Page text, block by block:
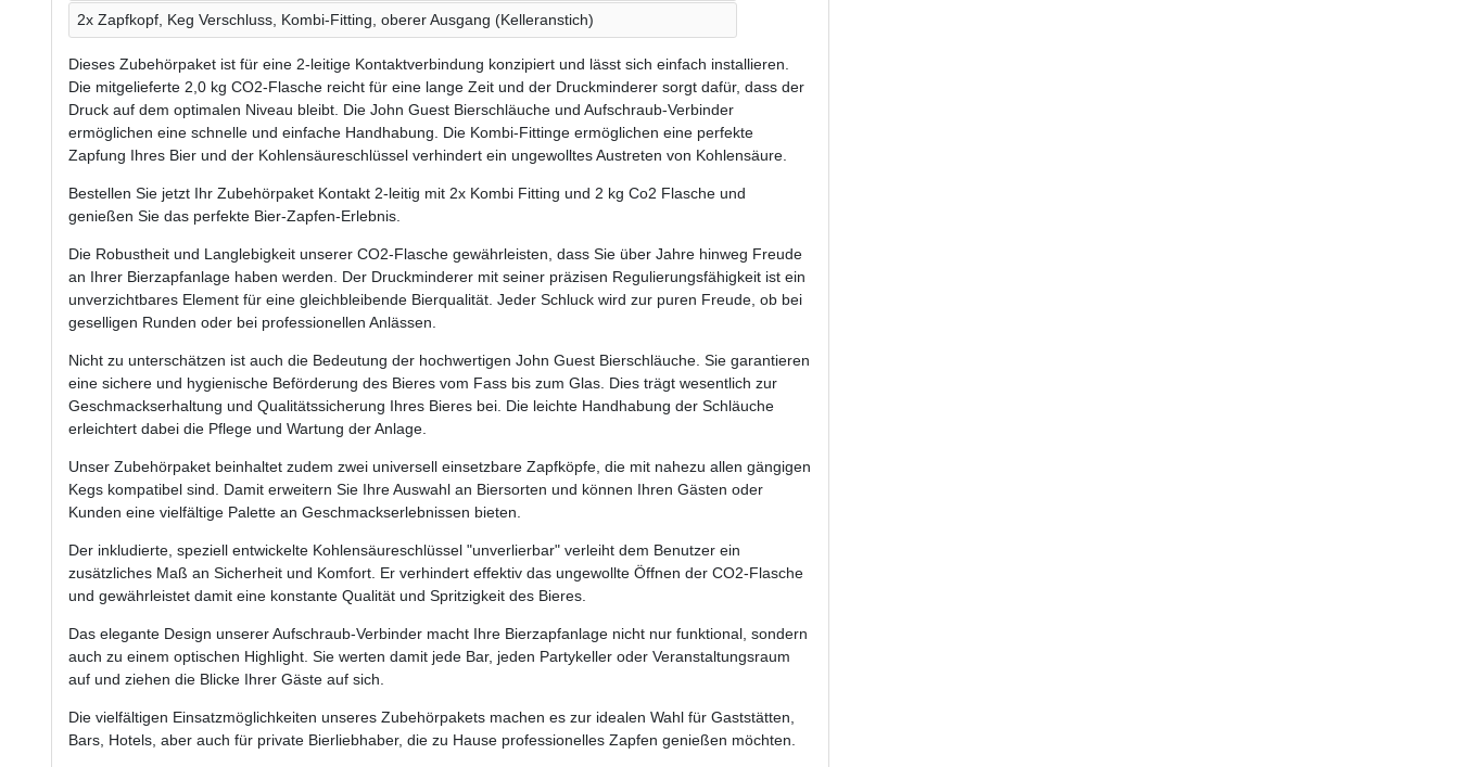
2x Zapfkopf, Keg Verschluss, Kombi-Fitting, oberer Ausgang (Kelleranstich)
Dieses Zubehörpaket ist für eine 2-leitige Kontaktverbindung konzipiert und lässt sich einfach installieren.
Die mitgelieferte 2,0 kg CO2-Flasche reicht für eine lange Zeit und der Druckminderer sorgt dafür, dass der
Druck auf dem optimalen Niveau bleibt. Die John Guest Bierschläuche und Aufschraub-Verbinder
ermöglichen eine schnelle und einfache Handhabung. Die Kombi-Fittinge ermöglichen eine perfekte
Zapfung Ihres Bier und der Kohlensäureschlüssel verhindert ein ungewolltes Austreten von Kohlensäure.
Bestellen Sie jetzt Ihr Zubehörpaket Kontakt 2-leitig mit 2x Kombi Fitting und 2 kg Co2 Flasche und
genießen Sie das perfekte Bier-Zapfen-Erlebnis.
Die Robustheit und Langlebigkeit unserer CO2-Flasche gewährleisten, dass Sie über Jahre hinweg Freude
an Ihrer Bierzapfanlage haben werden. Der Druckminderer mit seiner präzisen Regulierungsfähigkeit ist ein
unverzichtbares Element für eine gleichbleibende Bierqualität. Jeder Schluck wird zur puren Freude, ob bei
geselligen Runden oder bei professionellen Anlässen.
Nicht zu unterschätzen ist auch die Bedeutung der hochwertigen John Guest Bierschläuche. Sie garantieren
eine sichere und hygienische Beförderung des Bieres vom Fass bis zum Glas. Dies trägt wesentlich zur
Geschmackserhaltung und Qualitätssicherung Ihres Bieres bei. Die leichte Handhabung der Schläuche
erleichtert dabei die Pflege und Wartung der Anlage.
Unser Zubehörpaket beinhaltet zudem zwei universell einsetzbare Zapfköpfe, die mit nahezu allen gängigen
Kegs kompatibel sind. Damit erweitern Sie Ihre Auswahl an Biersorten und können Ihren Gästen oder
Kunden eine vielfältige Palette an Geschmackserlebnissen bieten.
Der inkludierte, speziell entwickelte Kohlensäureschlüssel "unverlierbar" verleiht dem Benutzer ein
zusätzliches Maß an Sicherheit und Komfort. Er verhindert effektiv das ungewollte Öffnen der CO2-Flasche
und gewährleistet damit eine konstante Qualität und Spritzigkeit des Bieres.
Das elegante Design unserer Aufschraub-Verbinder macht Ihre Bierzapfanlage nicht nur funktional, sondern
auch zu einem optischen Highlight. Sie werten damit jede Bar, jeden Partykeller oder Veranstaltungsraum
auf und ziehen die Blicke Ihrer Gäste auf sich.
Die vielfältigen Einsatzmöglichkeiten unseres Zubehörpakets machen es zur idealen Wahl für Gaststätten,
Bars, Hotels, aber auch für private Bierliebhaber, die zu Hause professionelles Zapfen genießen möchten.